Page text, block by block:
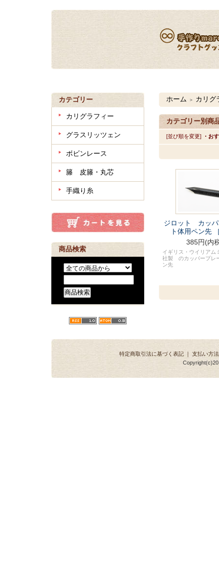
カテゴリー
カリグラフィー
グラスリッツェン
ボビンレース
籐 皮籐・丸芯
手織り糸
商品検索
ホーム ＞ カリグ
カテゴリー別商
[並び順を変更] ・お
ジロット カッパ
ト体用ペン先
385円(内
イギリス・ウイリアム
社製 のカッパープレ
ン先
特定商取引法に基づく表記｜ 支払い方